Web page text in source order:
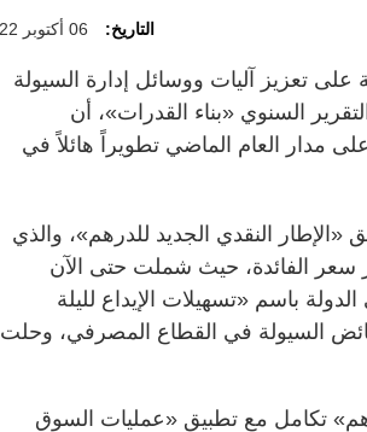
التاريخ: 06 أكتوبر 2022
تعزيز آليات ووسائل إدارة السيولة
السنوي «بناء القدرات»، أن
مدار العام الماضي تطويراً هائلاً في
«الإطار النقدي الجديد للدرهم»، والذي
سعر الفائدة، حيث شملت حتى الآن
باسم «تسهيلات الإيداع لليلة
فائض السيولة في القطاع المصرفي، وحلت
تكامل مع تطبيق «عمليات السوق